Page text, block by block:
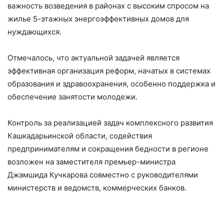
важность возведения в районах с высоким спросом на
жилье 5-этажных энергоэффективных домов для
нуждающихся.
Отмечалось, что актуальной задачей является
эффективная организация реформ, начатых в системах
образования и здравоохранения, особенно поддержка и
обеспечение занятости молодежи.
Контроль за реализацией задач комплексного развития
Кашкадарьинской области, содействия
предпринимателям и сокращения бедности в регионе
возложен на заместителя премьер-министра
Джамшида Кучкарова совместно с руководителями
министерств и ведомств, коммерческих банков.